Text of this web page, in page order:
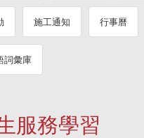
施工通知 行事曆
詞彙庫
服務學習